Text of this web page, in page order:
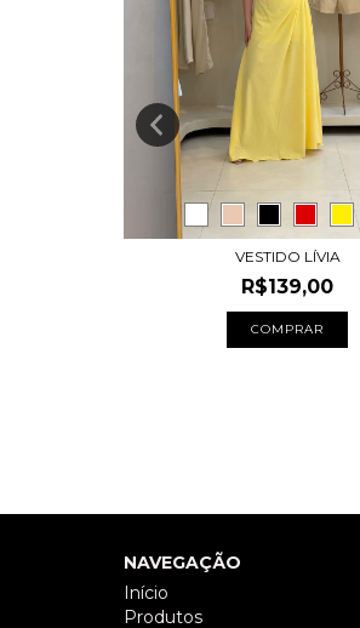
VESTIDO LÍVIA
R$139,00
COMPRAR
NAVEGAÇÃO
Início
Produtos